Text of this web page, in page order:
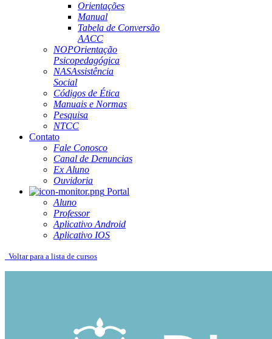
Orientações
Manual
Tabela de Conversão
AACC
NOPOrientação
Psicopedagógica
NASAssistência
Social
Códigos de Ética
Manuais e Normas
Pesquisa
NTCC
Contato
Fale Conosco
Canal de Denuncias
Ex Aluno
Ouvidoria
Portal
Aluno
Professor
Aplicativo Android
Aplicativo IOS
Voltar para a lista de cursos